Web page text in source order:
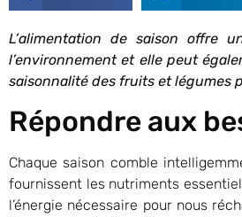
L’alimentation de saison offre
l’environnement et elle peut
saisonnalité des fruits et légumes
Répondre aux
Chaque saison comble
fournissent les nutriments
l’énergie nécessaire pour nous